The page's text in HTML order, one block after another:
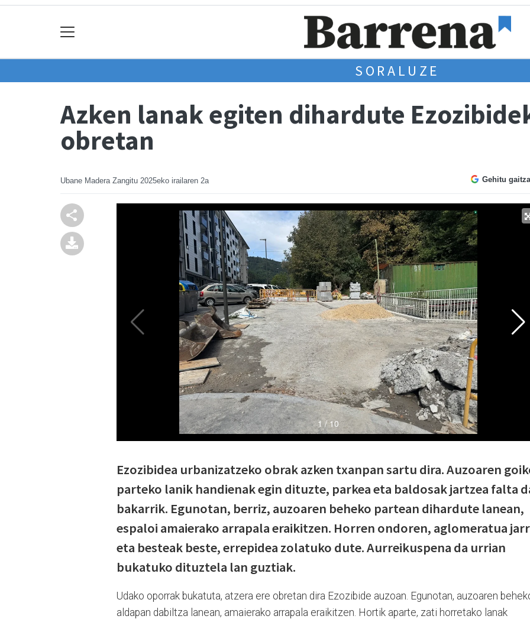
SORALUZE
Azken lanak egiten dihardute
obretan
Ubane Madera Zangitu 2025eko irailaren 2a Gehitu
Ezozibidea urbanizatzeko obrak azken txanpan sartu dira. Auzoaren
parteko lanik handienak egin dituzte, parkea eta baldosak jartzea falta
bakarrik. Egunotan, berriz, auzoaren beheko partean dihardute lanean,
espaloi amaierako arrapala eraikitzen. Horren ondoren, aglomeratua
eta besteak beste, errepidea zolatuko dute. Aurreikuspena da urrian
bukatuko dituztela lan guztiak.
Udako oporrak bukatuta, atzera ere obretan dira Ezozibide auzoan. Egunotan, auzoaren
aldapan dabiltza lanean, amaierako arrapala eraikitzen. Hortik aparte, zati horretako lanak